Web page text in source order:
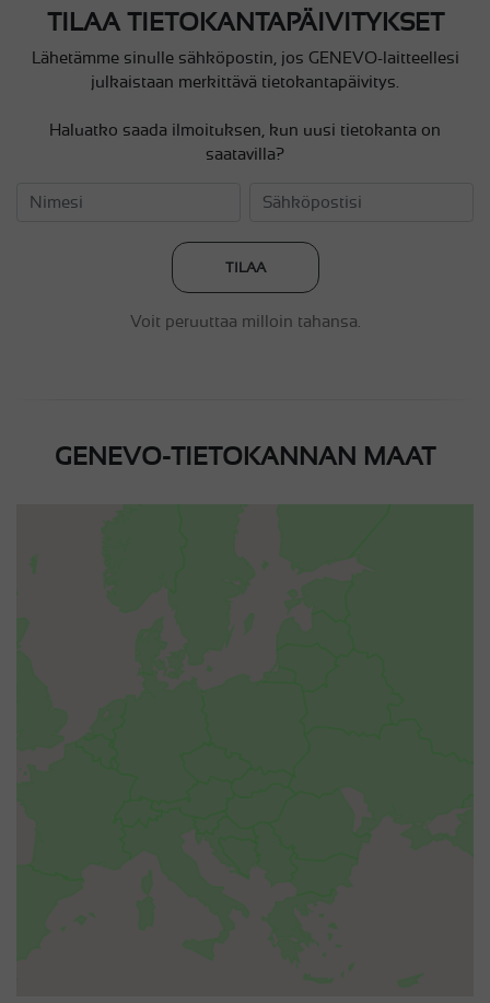
TILAA TIETOKANTAPÄIVITYKSET
Lähetämme sinulle sähköpostin, jos GENEVO-laitteellesi
julkaistaan merkittävä tietokantapäivitys.
Haluatko saada ilmoituksen, kun uusi tietokanta on
saatavilla?
TILAA
Voit peruuttaa milloin tahansa.
GENEVO-TIETOKANNAN MAAT